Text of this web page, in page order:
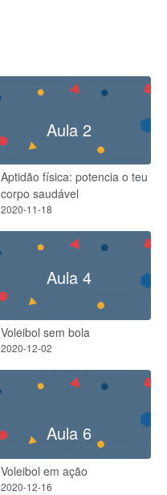
Aula 2
Aptidão física: potencia o teu
corpo saudável
2020-11-18
Aula 4
Voleibol sem bola
2020-12-02
Aula 6
Voleibol em ação
2020-12-16